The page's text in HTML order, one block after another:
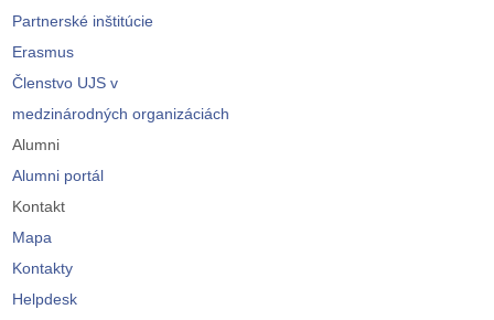
Partnerské inštitúcie
Erasmus
Členstvo UJS v
medzinárodných organizáciách
Alumni
Alumni portál
Kontakt
Mapa
Kontakty
Helpdesk